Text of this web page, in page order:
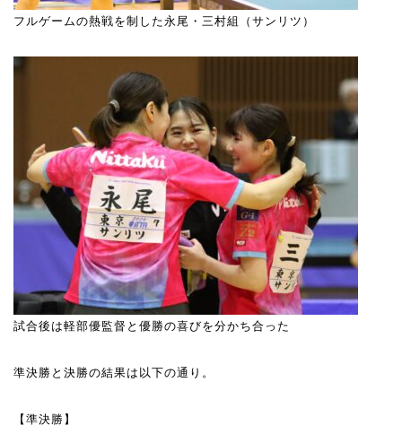
フルゲームの熱戦を制した永尾・三村組（サンリツ）
試合後は軽部優監督と優勝の喜びを分かち合った
準決勝と決勝の結果は以下の通り。
【準決勝】